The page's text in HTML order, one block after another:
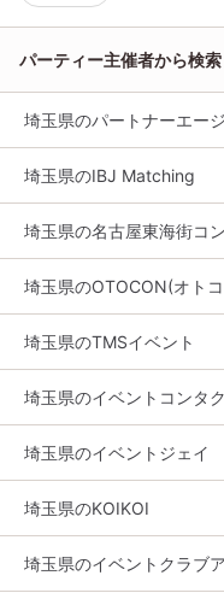
パーティー主催者から検索
埼玉県のパートナーエー
埼玉県のIBJ Matching
埼玉県の名古屋東海街コ
埼玉県のOTOCON(オト
埼玉県のTMSイベント
埼玉県のイベントコンタ
埼玉県のイベントジェイ
埼玉県のKOIKOI
埼玉県のイベントクラブ